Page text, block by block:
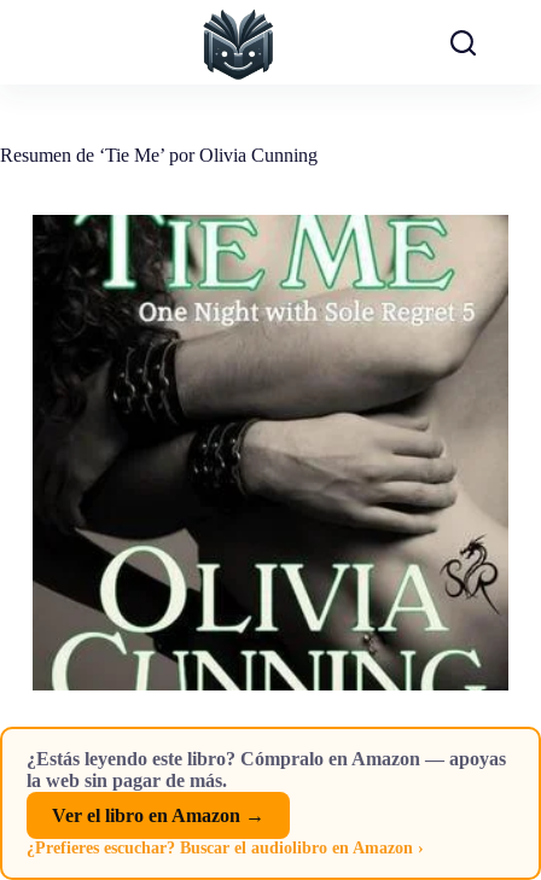
Resumen de ‘Tie Me’ por Olivia Cunning
¿Estás leyendo este libro? Cómpralo en Amazon — apoyas
la web sin pagar de más.
Ver el libro en Amazon →
¿Prefieres escuchar? Buscar el audiolibro en Amazon ›